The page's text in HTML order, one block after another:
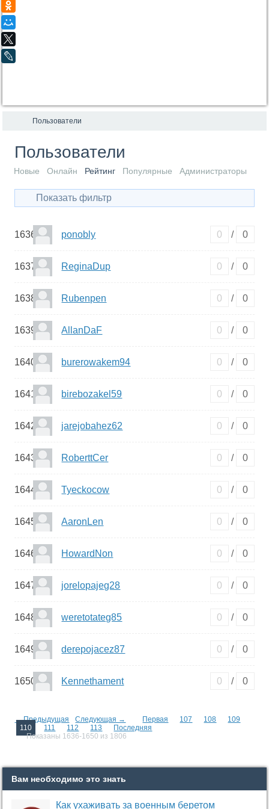
Пользователи
Пользователи
Новые Онлайн Рейтинг Популярные Администраторы
Показать фильтр
1636 ponobly 0 / 0
1637 ReginaDup 0 / 0
1638 Rubenpen 0 / 0
1639 AllanDaF 0 / 0
1640 burerowakem94 0 / 0
1641 birebozakel59 0 / 0
1642 jarejobahez62 0 / 0
1643 RoberttCer 0 / 0
1644 Tyeckocow 0 / 0
1645 AaronLen 0 / 0
1646 HowardNon 0 / 0
1647 jorelopajeg28 0 / 0
1648 weretotateg85 0 / 0
1649 derepojacez87 0 / 0
1650 Kennethament 0 / 0
← Предыдущая Следующая → Первая 107 108
109
110
111 112 113
Последняя
Показаны 1636-1650 из 1806
Вам необходимо это знать
Как ухаживать за военным беретом